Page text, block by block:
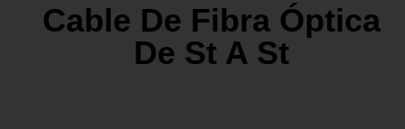
Cable De Fibra Óptica
De St A St